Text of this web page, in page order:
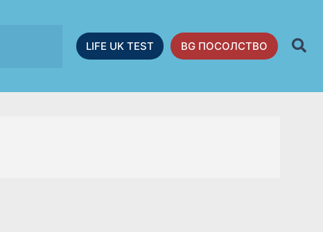
LIFE UK TEST BG ПОСОЛСТВО